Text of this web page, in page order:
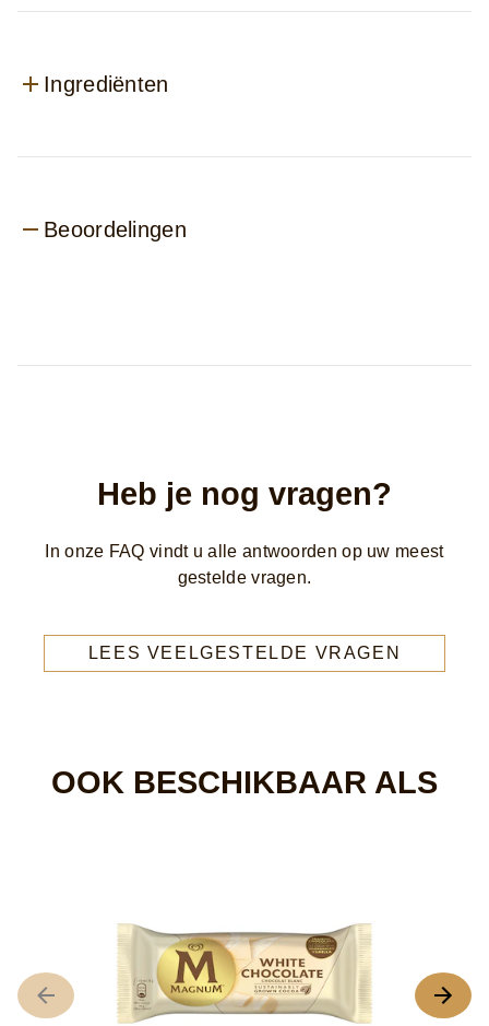
Ingrediënten
Beoordelingen
Heb je nog vragen?
In onze FAQ vindt u alle antwoorden op uw meest
gestelde vragen.
LEES VEELGESTELDE VRAGEN
OOK BESCHIKBAAR ALS